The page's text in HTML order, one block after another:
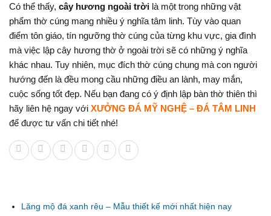
Có thể thấy, cây hương ngoài trời là một trong những vật
phẩm thờ cúng mang nhiều ý nghĩa tâm linh. Tùy vào quan
điểm tôn giáo, tín ngưỡng thờ cúng của từng khu vực, gia đình
mà việc lập cây hương thờ ở ngoài trời sẽ có những ý nghĩa
khác nhau. Tuy nhiên, mục đích thờ cúng chung mà con người
hướng đến là đều mong cầu những điều an lành, may mắn,
cuộc sống tốt đẹp. Nếu bạn đang có ý định lập bàn thờ thiên thì
hãy liên hệ ngay với XƯỞNG ĐÁ MỸ NGHỆ – ĐÁ TÂM LINH
để được tư vấn chi tiết nhé!
Lăng mộ đá xanh rêu – Mẫu thiết kế mới nhất hiện nay